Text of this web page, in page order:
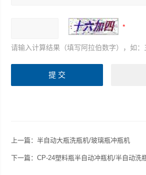
请输入计算结果（填写阿拉伯数字），如：
上一篇：半自动大瓶洗瓶机/玻璃瓶冲瓶机
下一篇：CP-24塑料瓶半自动冲瓶机/半自动洗